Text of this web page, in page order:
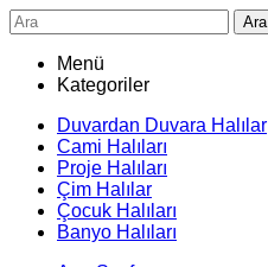
Ara
Menü
Kategoriler
Duvardan Duvara Halılar
Cami Halıları
Proje Halıları
Çim Halılar
Çocuk Halıları
Banyo Halıları